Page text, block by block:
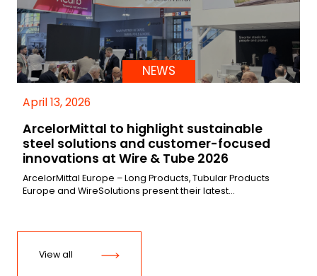
NEWS
April 13, 2026
ArcelorMittal to highlight sustainable
steel solutions and customer-focused
innovations at Wire & Tube 2026
ArcelorMittal Europe – Long Products, Tubular Products
Europe and WireSolutions present their latest…
View all